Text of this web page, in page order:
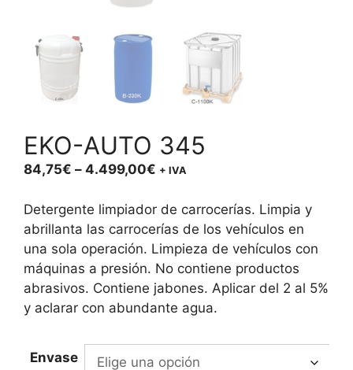
EKO-AUTO 345
84,75€ – 4.499,00€ Price
84,75€
through
4.499,00€
+ IVA
Detergente limpiador de carrocerías. Limpia y
abrillanta las carrocerías de los vehículos en
una sola operación. Limpieza de vehículos con
máquinas a presión. No contiene productos
abrasivos. Contiene jabones. Aplicar del 2 al 5%
y aclarar con abundante agua.
Envase